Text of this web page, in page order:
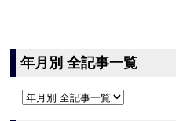
年月別 全記事一覧